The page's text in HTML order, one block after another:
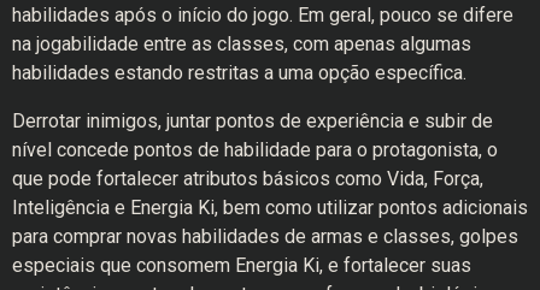
habilidades após o início do jogo. Em geral, pouco se difere
na jogabilidade entre as classes, com apenas algumas
habilidades estando restritas a uma opção específica.
Derrotar inimigos, juntar pontos de experiência e subir de
nível concede pontos de habilidade para o protagonista, o
que pode fortalecer atributos básicos como Vida, Força,
Inteligência e Energia Ki, bem como utilizar pontos adicionais
para comprar novas habilidades de armas e classes, golpes
especiais que consomem Energia Ki, e fortalecer suas